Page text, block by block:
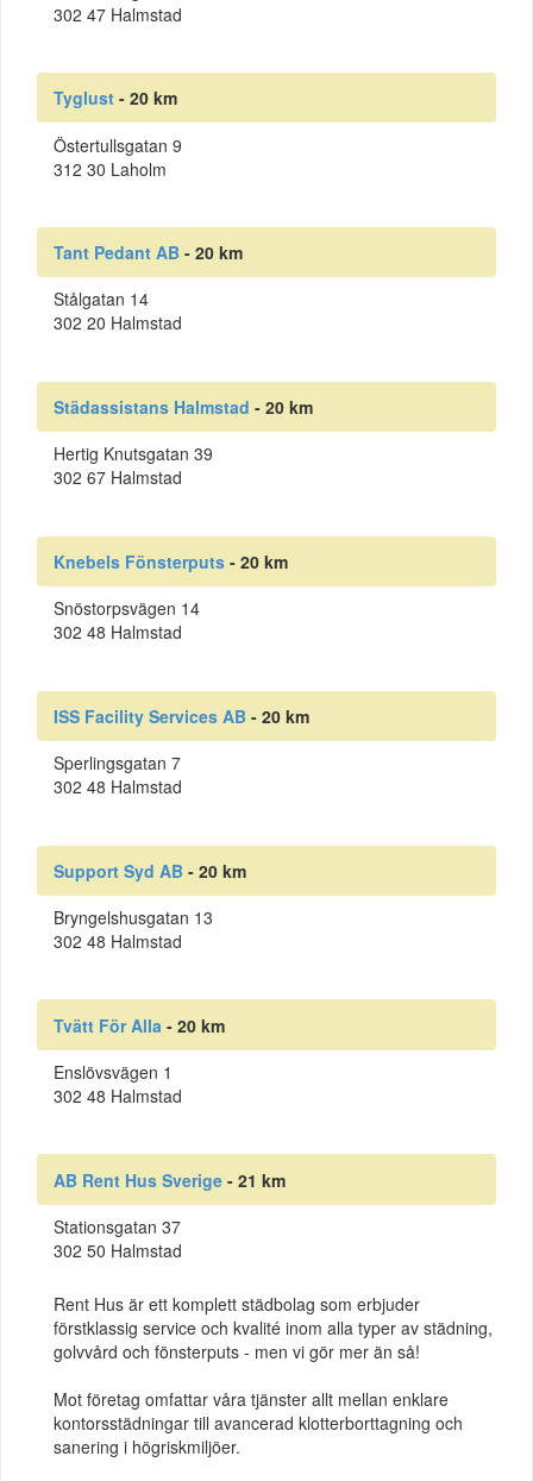
302 47 Halmstad
Tyglust - 20 km
Östertullsgatan 9
312 30 Laholm
Tant Pedant AB - 20 km
Stålgatan 14
302 20 Halmstad
Städassistans Halmstad - 20 km
Hertig Knutsgatan 39
302 67 Halmstad
Knebels Fönsterputs - 20 km
Snöstorpsvägen 14
302 48 Halmstad
ISS Facility Services AB - 20 km
Sperlingsgatan 7
302 48 Halmstad
Support Syd AB - 20 km
Bryngelshusgatan 13
302 48 Halmstad
Tvätt För Alla - 20 km
Enslövsvägen 1
302 48 Halmstad
AB Rent Hus Sverige - 21 km
Stationsgatan 37
302 50 Halmstad
Rent Hus är ett komplett städbolag som erbjuder
förstklassig service och kvalité inom alla typer av städning,
golvvård och fönsterputs - men vi gör mer än så!
Mot företag omfattar våra tjänster allt mellan enklare
kontorsstädningar till avancerad klotterborttagning och
sanering i högriskmiljöer.